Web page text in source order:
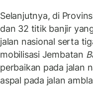
Selanjutnya, di
dan 32 titik banjir
jalan nasional serta
mobilisasi Jembatan
perbaikan pada jalan
aspal pada jalan